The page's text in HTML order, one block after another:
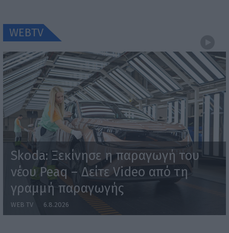
WEBTV
Skoda: Ξεκίνησε η παραγωγή του
νέου Peaq – Δείτε Video από τη
γραμμή παραγωγής
WEB TV 6.8.2026